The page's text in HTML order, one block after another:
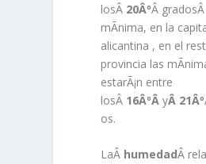
losÂ 20ÂºÂ
mÃ­nima, en la
alicantina , en el
provincia las
estarÃ¡n entre
losÂ 16ÂºÂyÂ 21Âº
os.
LaÂ humedadÂ